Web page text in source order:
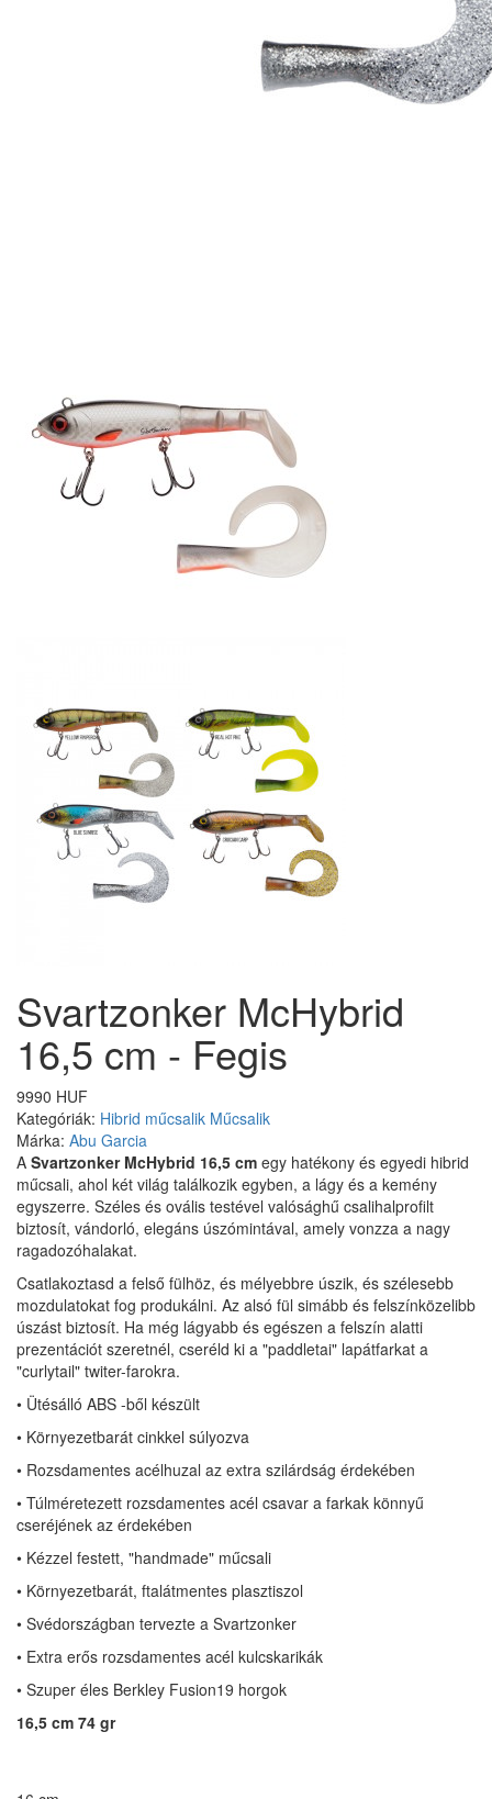
Svartzonker McHybrid
16,5 cm - Fegis
9990 HUF
Kategóriák: Hibrid műcsalik Műcsalik
Márka: Abu Garcia
A Svartzonker McHybrid 16,5 cm egy hatékony és egyedi hibrid
műcsali, ahol két világ találkozik egyben, a lágy és a kemény
egyszerre. Széles és ovális testével valósághű csalihalprofilt
biztosít, vándorló, elegáns úszómintával, amely vonzza a nagy
ragadozóhalakat.
Csatlakoztasd a felső fülhöz, és mélyebbre úszik, és szélesebb
mozdulatokat fog produkálni. Az alsó fül simább és felszínközelibb
úszást biztosít. Ha még lágyabb és egészen a felszín alatti
prezentációt szeretnél, cseréld ki a "paddletai" lapátfarkat a
"curlytail" twiter-farokra.
• Ütésálló ABS -ből készült
• Környezetbarát cinkkel súlyozva
• Rozsdamentes acélhuzal az extra szilárdság érdekében
• Túlméretezett rozsdamentes acél csavar a farkak könnyű
cseréjének az érdekében
• Kézzel festett, "handmade" műcsali
• Környezetbarát, ftalátmentes plasztiszol
• Svédországban tervezte a Svartzonker
• Extra erős rozsdamentes acél kulcskarikák
• Szuper éles Berkley Fusion19 horgok
16,5 cm 74 gr